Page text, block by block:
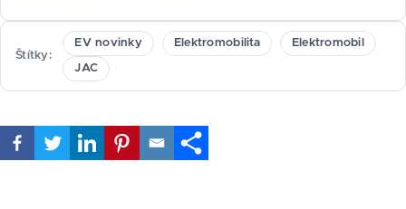
Štítky
EV novinky Elektromobilita Elektromobil
JAC